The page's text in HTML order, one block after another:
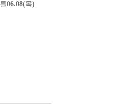
를06.08(목)